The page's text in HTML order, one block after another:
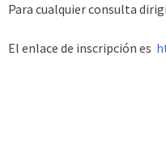
Para cualquier consulta
El enlace de inscripción es